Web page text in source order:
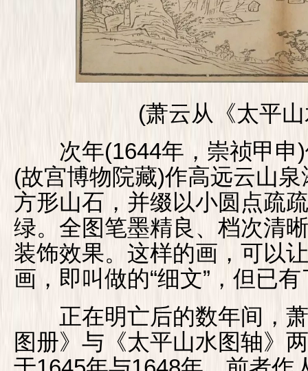
(萧云从《太平山
次年(1644年，崇祯甲申)
(故宫博物院藏)作高远云山
方形山石，并缀以小圆点疏
绿。全图笔墨精良、档次清
装饰效果。这样的画，可以
画，即叫做的“细文”，但已
正在明亡后的数年间，萧
图册》与《太平山水图轴》